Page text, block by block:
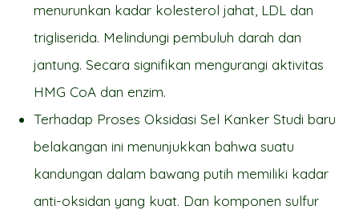
menurunkan kadar kolesterol jahat, LDL dan
trigliserida. Melindungi pembuluh darah dan
jantung. Secara signifikan mengurangi aktivitas
HMG CoA dan enzim.
Terhadap Proses Oksidasi Sel Kanker Studi baru
belakangan ini menunjukkan bahwa suatu
kandungan dalam bawang putih memiliki kadar
anti-oksidan yang kuat. Dan komponen sulfur